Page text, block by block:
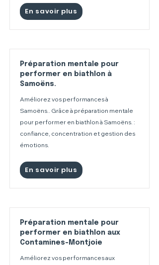
En savoir plus
Préparation mentale pour
performer en biathlon à
Samoëns.
Améliorez vos performances à
Samoëns.. Grâce à préparation mentale
pour performer en biathlon à Samoëns. :
confiance, concentration et gestion des
émotions.
En savoir plus
Préparation mentale pour
performer en biathlon aux
Contamines-Montjoie
Améliorez vos performances aux